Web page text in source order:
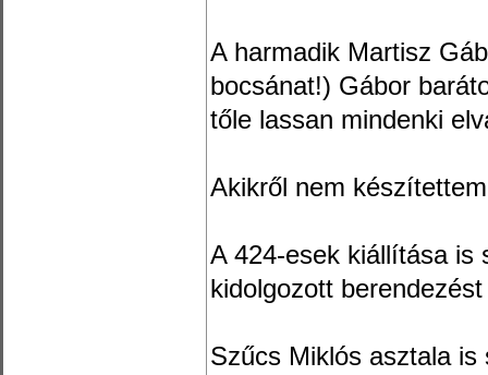
A harmadik Martisz
bocsánat!) Gábor
tőle lassan mindenki
Akikről nem
A 424-esek kiállítása is
kidolgozott
Szűcs Miklós asztala